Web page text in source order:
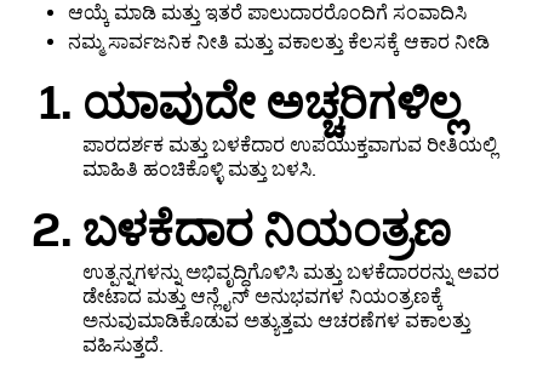
ಆಯ್ಕೆ ಮಾಡಿ ಮತ್ತು ಇತರೆ ಪಾಲುದಾರರೊಂದಿಗೆ ಸಂವಾದಿಸಿ
ನಮ್ಮ ಸಾರ್ವಜನಿಕ ನೀತಿ ಮತ್ತು ವಕಾಲತ್ತು ಕೆಲಸಕ್ಕೆ ಆಕಾರ ನೀಡಿ
ಯಾವುದೇ ಅಚ್ಚರಿಗಳಿಲ್ಲ
ಪಾರದರ್ಶಕ ಮತ್ತು ಬಳಕೆದಾರ ಉಪಯುಕ್ತವಾಗುವ ರೀತಿಯಲ್ಲಿ
ಮಾಹಿತಿ ಹಂಚಿಕೊಳ್ಳಿ ಮತ್ತು ಬಳಸಿ.
ಬಳಕೆದಾರ ನಿಯಂತ್ರಣ
ಉತ್ಪನ್ನಗಳನ್ನು ಅಭಿವೃದ್ಧಿಗೊಳಿಸಿ ಮತ್ತು ಬಳಕೆದಾರರನ್ನು ಅವರ
ಡೇಟಾದ ಮತ್ತು ಆನ್ಲೈನ್ ಅನುಭವಗಳ ನಿಯಂತ್ರಣಕ್ಕೆ
ಅನುವುಮಾಡಿಕೊಡುವ ಅತ್ಯುತ್ತಮ ಆಚರಣೆಗಳ ವಕಾಲತ್ತು
ವಹಿಸುತ್ತದೆ.